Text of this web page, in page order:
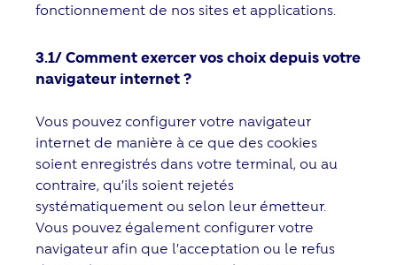
fonctionnement de nos sites et applications.
3.1/ Comment exercer vos choix depuis votre
navigateur internet ?
Vous pouvez configurer votre navigateur
internet de manière à ce que des cookies
soient enregistrés dans votre terminal, ou au
contraire, qu’ils soient rejetés
systématiquement ou selon leur émetteur.
Vous pouvez également configurer votre
navigateur afin que l’acceptation ou le refus